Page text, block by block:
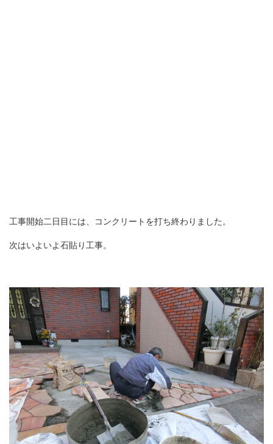
工事開始二日目には、コンクリートを打ち終わりました。
次はいよいよ石貼り工事。